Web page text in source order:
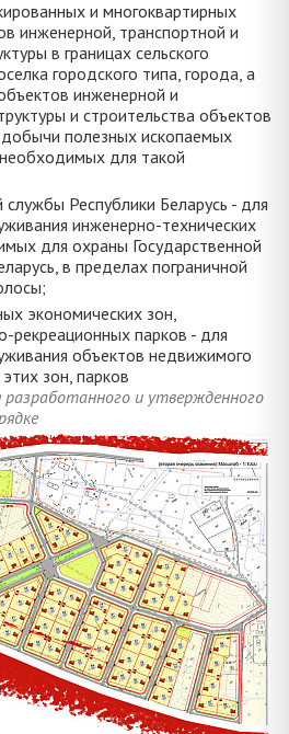
и многоквартирных
инженерной, транспортной и
в границах сельского
городского типа, города, а
инженерной и
и строительства объектов
полезных ископаемых
для такой
службы Республики Беларусь - для
инженерно-технических
для охраны Государственной
в пределах пограничной
экономических зон,
рекреационных парков - для
объектов недвижимого
зон, парков
разработанного и утвержденного